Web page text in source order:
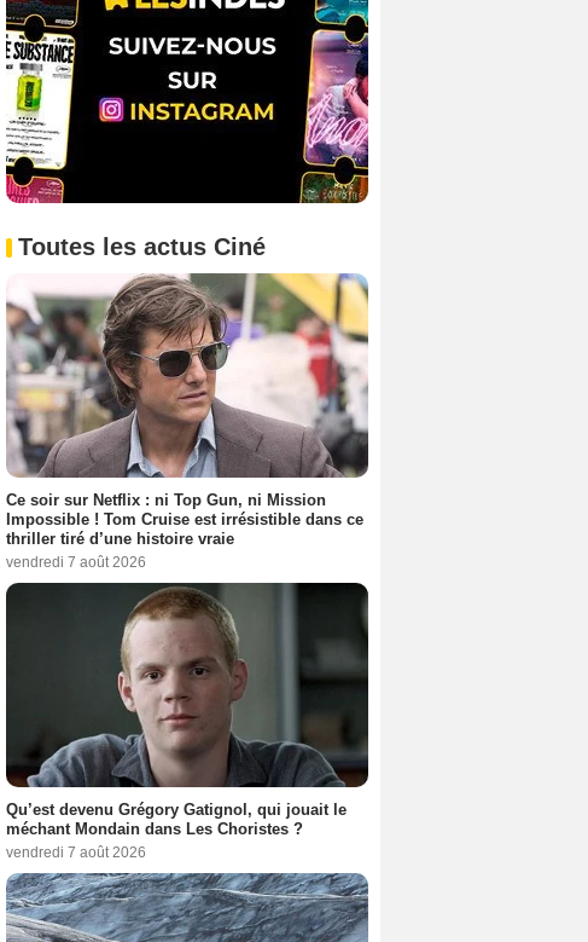
Toutes les actus Ciné
Ce soir sur Netflix : ni Top Gun, ni Mission
Impossible ! Tom Cruise est irrésistible dans ce
thriller tiré d’une histoire vraie
vendredi 7 août 2026
Qu’est devenu Grégory Gatignol, qui jouait le
méchant Mondain dans Les Choristes ?
vendredi 7 août 2026